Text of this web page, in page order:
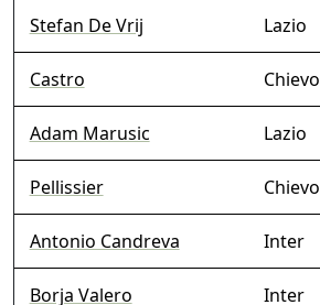
Stefan De Vrij Lazio
Castro Chievo
Adam Marusic Lazio
Pellissier Chievo
Antonio Candreva Inter
Borja Valero Inter